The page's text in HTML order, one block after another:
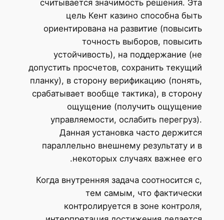
считывается значимость решения. Эта
цель Кент казино способна быть
ориентирована на развитие (повысить
точность выборов, повысить
устойчивость), на поддержание (не
допустить просчетов, сохранить текущий
планку), в сторону верификацию (понять,
срабатывает вообще тактика), в сторону
ощущение (получить ощущение
управляемости, ослабить перегруз).
Данная установка часто держится
параллельно внешнему результату и в
некоторых случаях важнее его.
Когда внутренняя задача соотносится с,
тем самым, что фактически
контролируется в зоне контроля,